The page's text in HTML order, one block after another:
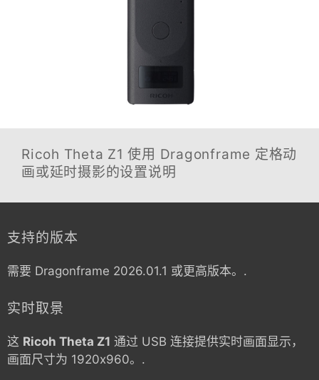
Ricoh Theta Z1 使用 Dragonframe 定格动
画或延时摄影的设置说明
支持的版本
需要 Dragonframe 2026.01.1 或更高版本。.
实时取景
这 Ricoh Theta Z1 通过 USB 连接提供实时画面显示，
画面尺寸为 1920x960。.